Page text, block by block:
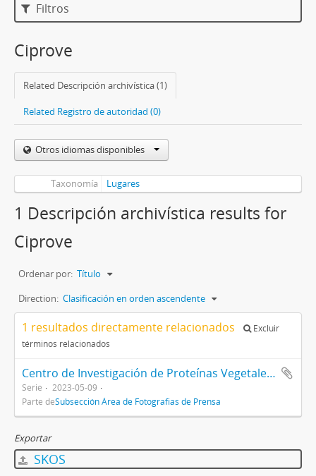
Filtros
Ciprove
Related Descripción archivística (1)
Related Registro de autoridad (0)
Otros idiomas disponibles
Taxonomía Lugares
1 Descripción archivística results for
Ciprove
Ordenar por: Título
Direction: Clasificación en orden ascendente
1 resultados directamente relacionados
Excluir
términos relacionados
Centro de Investigación de Proteínas Vegetales (CIProVe) - Facultad de Ciencias Exactas
Serie
2023-05-09
Parte deSubsección Área de Fotografias de Prensa
Exportar
SKOS